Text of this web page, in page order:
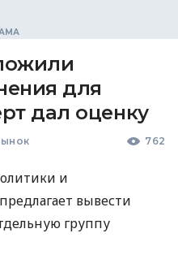
для
дал оценку
762
и
вывести
группу